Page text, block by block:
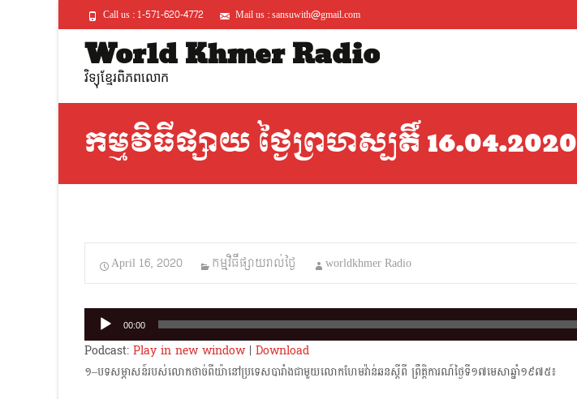
Call us : 1-571-620-4772 Mail us : sansuwith@gmail.com
World Khmer Radio
វិទ្យុខ្មែរពិភពលោក
កម្មវិធីផ្សាយ ថ្ងៃព្រហស្បតិ៍ 16.04.2020
April 16, 2020 កម្មវិធីផ្សាយរាល់ថ្ងៃ worldkhmer Radio
Audio
Player
00:00
Podcast: Play in new window| Download
១–បទសម្ភាសន៍របស់លោកថាច់ពីយ៉ានៅប្រទេសបារាំងជាមួយលោកហែមវ៉ាន់ឆនស្តីពី ព្រឹត្តិការណ៍​ថ្ងៃទី១៧មេសាឆ្នាំ១៩៧៥៖